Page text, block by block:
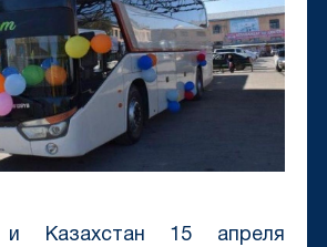
и Казахстан 15 апреля